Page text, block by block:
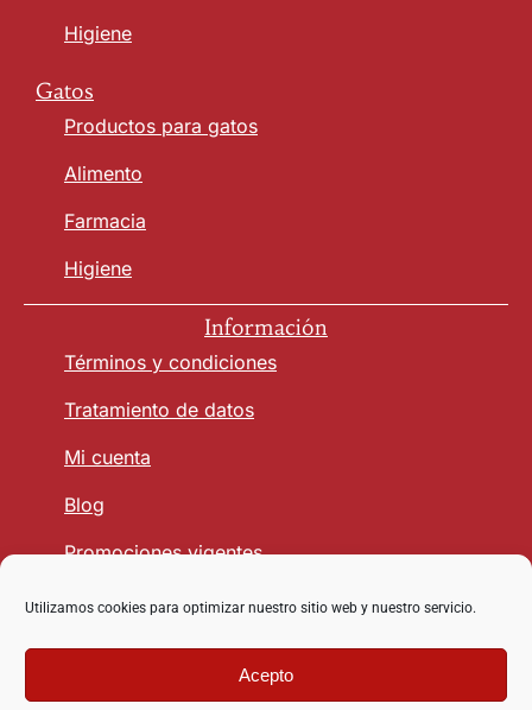
Utilizamos cookies para optimizar nuestro sitio web y nuestro servicio.
Acepto
Higiene
Gatos
Productos para gatos
Alimento
Farmacia
Higiene
Información
Términos y condiciones
Tratamiento de datos
Mi cuenta
Blog
Promociones vigentes
Seguridad y Confianza